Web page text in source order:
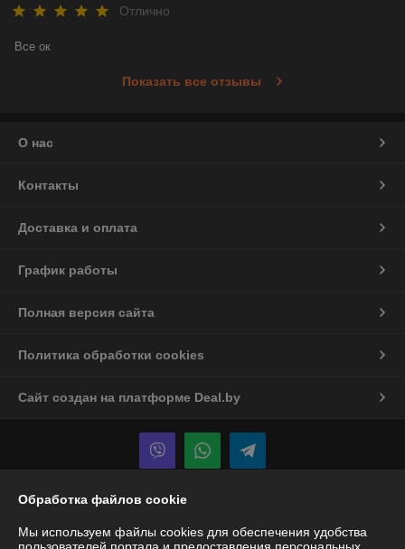
Отлично
Все ок
Показать все отзывы
О нас
Контакты
Доставка и оплата
График работы
Полная версия сайта
Политика обработки cookies
Сайт создан на платформе Deal.by
Информация для покупателя
Юридическое лицо:ООО "Спецтехномаркет"
Обработка файлов cookie
Мы используем файлы cookies для обеспечения удобства